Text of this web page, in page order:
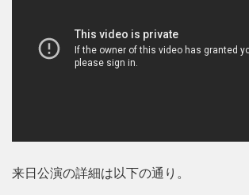
来日公演の詳細は以下の通り。